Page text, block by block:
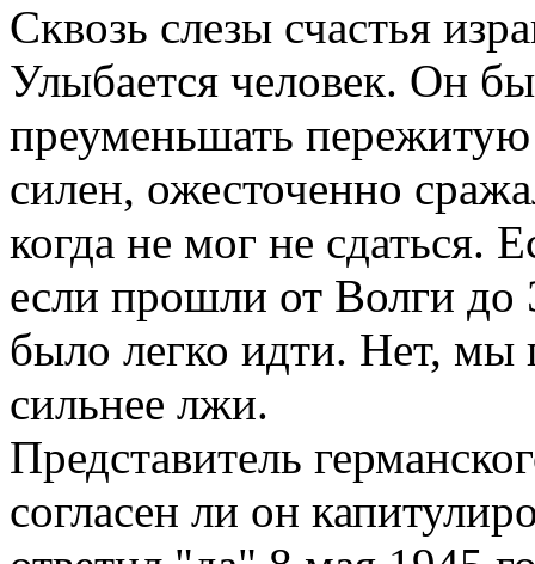
Сквозь слезы счастья
Улыбается человек. Он
преуменьшать
силен, ожесточенно
когда не мог не сдаться.
если прошли от Волги до
было легко идти. Нет, мы
сильнее лжи.
Представитель
согласен ли он